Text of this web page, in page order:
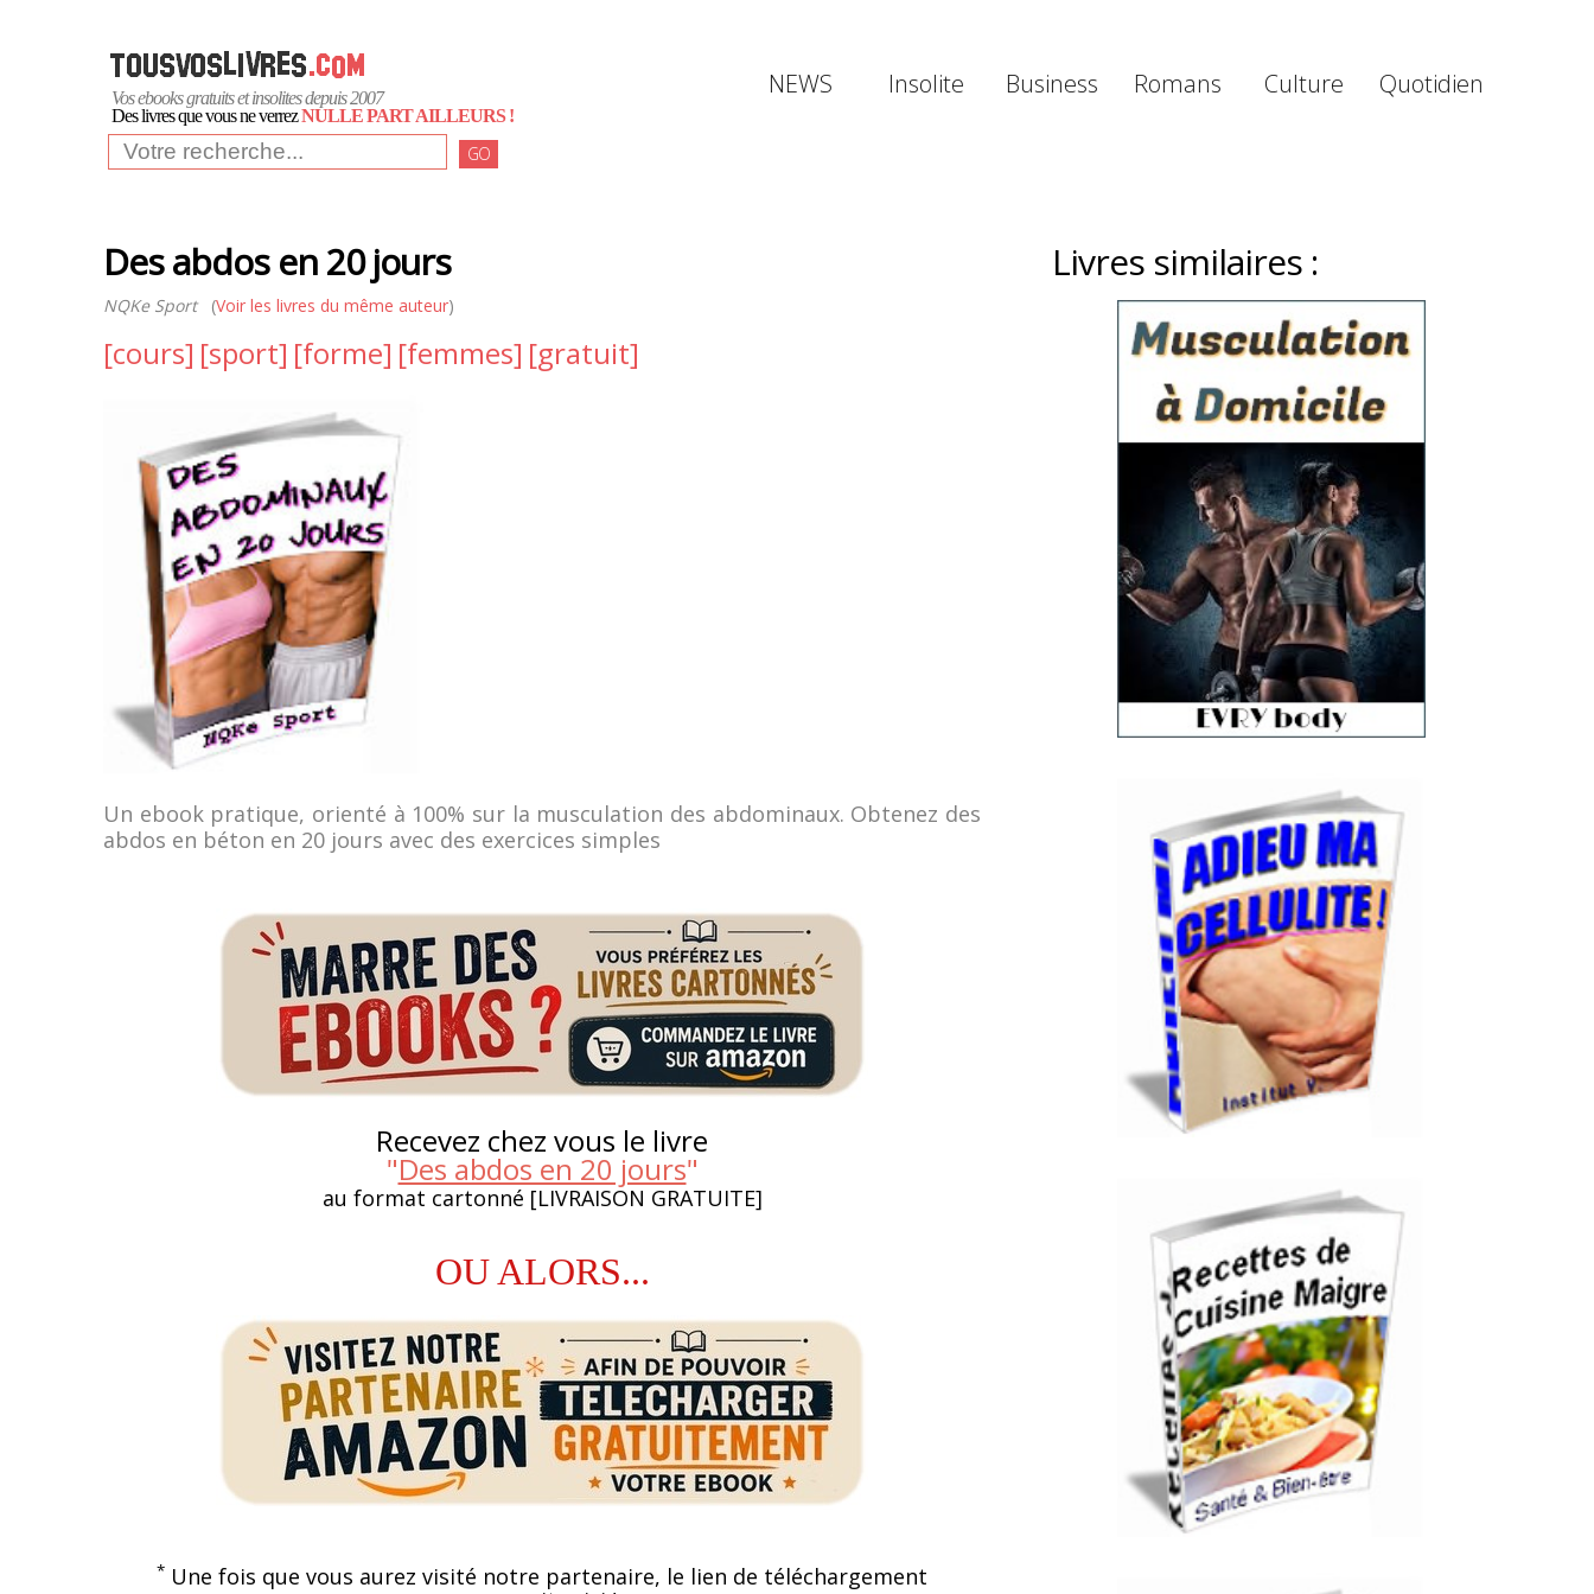
Vos ebooks gratuits et insolites depuis 2007
Des livres que vous ne verrezNULLE PART AILLEURS !
GO
NEWS Insolite Business Romans Culture Quotidien
Des abdos en 20 jours
NQKe Sport(Voir les livres du même auteur)
[cours] [sport] [forme] [femmes] [gratuit]
Un ebook pratique, orienté à 100% sur la musculation des abdominaux. Obtenez des
abdos en béton en 20 jours avec des exercices simples
Recevez chez vous le livre
"Des abdos en 20 jours"
au format cartonné [LIVRAISON GRATUITE]
OU ALORS...
* Une fois que vous aurez visité notre partenaire, le lien de téléchargement
Livres similaires :